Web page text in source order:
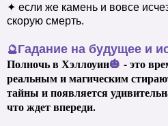
✦ если же камень и вовсе
скорую смерть.
🔮Гадание на будущее и
Полночь в Хэллоуин🎃 - это
реальным и магическим
тайны и появляется
что ждет впереди.